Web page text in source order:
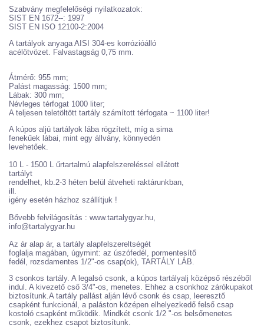
Szabvány megfelelőségi nyilatkozatok:
SIST EN 1672--: 1997
SIST EN ISO 12100-2:2004
A tartályok anyaga AISI 304-es korrózióálló
acélötvözet. Falvastagság 0,75 mm.
Átmérő: 955 mm;
Palást magasság: 1500 mm;
Lábak: 300 mm;
Névleges térfogat 1000 liter;
A teljesen teletöltött tartály számított térfogata ~ 1100 liter!
A kúpos aljú tartályok lába rögzített, míg a sima
fenekűek lábai, mint egy állvány, könnyedén
levehetőek.
10 L - 1500 L űrtartalmú alapfelszereléssel ellátott
tartályt
rendelhet, kb.2-3 héten belül átveheti raktárunkban,
ill.
igény esetén házhoz szállítjuk !
Bővebb felvilágosítás : www.tartalygyar.hu,
info@tartalygyar.hu
Az ár alap ár, a tartály alapfelszereltségét
foglalja magában, úgymint: az úszófedél, pormentesítő
fedél, rozsdamentes 1/2"-os csap(ok), TARTÁLY LÁB.
3 csonkos tartály. A legalsó csonk, a kúpos tartályalj középső részéből
indul. A kivezető cső 3/4"-os, menetes. Ehhez a csonkhoz zárókupakot
biztosítunk.A tartály pallást alján lévő csonk és csap, leeresztő
csapként funkcionál, a paláston középen elhelyezkedő felső csap
kostoló csapként működik. Mindkét csonk 1/2 "-os belsőmenetes
csonk, ezekhez csapot biztosítunk.